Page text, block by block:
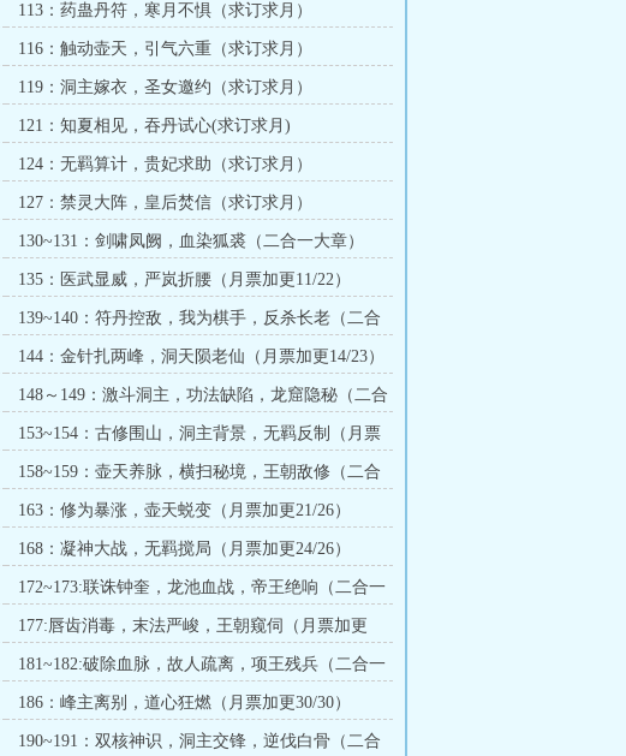
113：药蛊丹符，寒月不惧（求订求月）
116：触动壶天，引气六重（求订求月）
119：洞主嫁衣，圣女邀约（求订求月）
121：知夏相见，吞丹试心(求订求月)
124：无羁算计，贵妃求助（求订求月）
127：禁灵大阵，皇后焚信（求订求月）
130~131：剑啸凤阙，血染狐裘（二合一大章）
135：医武显威，严岚折腰（月票加更11/22）
139~140：符丹控敌，我为棋手，反杀长老（二合
一大章求订）
144：金针扎两峰，洞天陨老仙（月票加更14/23）
148～149：激斗洞主，功法缺陷，龙窟隐秘（二合
一大章求订）
153~154：古修围山，洞主背景，无羁反制（月票
加更18/25）
158~159：壶天养脉，横扫秘境，王朝敌修（二合
一章求订）
163：修为暴涨，壶天蜕变（月票加更21/26）
168：凝神大战，无羁搅局（月票加更24/26）
172~173:联诛钟奎，龙池血战，帝王绝响（二合一
求订）
177:唇齿消毒，末法严峻，王朝窥伺（月票加更
27/28）
181~182:破除血脉，故人疏离，项王残兵（二合一
求订）
186：峰主离别，道心狂燃（月票加更30/30）
190~191：双核神识，洞主交锋，逆伐白骨（二合